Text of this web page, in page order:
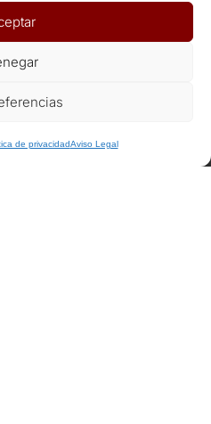
de privacidadAviso Legal
Ministerio de Exterior